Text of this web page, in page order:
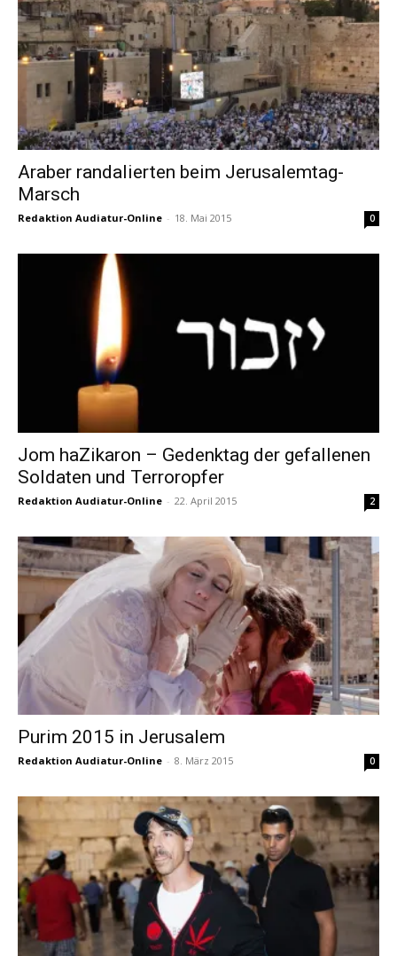
Araber randalierten beim Jerusalemtag-
Marsch
Redaktion Audiatur-Online - 18. Mai 2015 0
Jom haZikaron – Gedenktag der gefallenen
Soldaten und Terroropfer
Redaktion Audiatur-Online - 22. April 2015 2
Purim 2015 in Jerusalem
Redaktion Audiatur-Online - 8. März 2015 0